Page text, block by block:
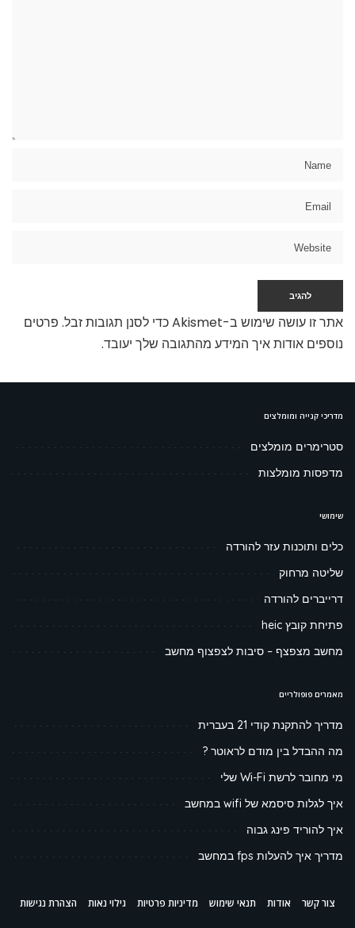
אתר זו עושה שימוש ב-Akismet כדי לסנן תגובות זבל.
פרטים
נוספים אודות איך המידע מהתגובה שלך יעובד.
מדריכי קנייה ומומלצים
סטרימרים מומלצים
מדפסות מומלצות
שימושי
כלים ותוכנות עזר להורדה
שליטה מרחוק
דרייברים להורדה
פתיחת קובץ heic
מחשב מצפצף – סיבות לצפצוף מחשב
מאמרים פופולריים
מדריך להתקנת קודי 21 בעברית
מה ההבדל בין מודם לראוטר ?
מי מחובר לרשת Wi-Fi שלי
איך לגלות סיסמא של wifi במחשב
איך להוריד פינג גבוה
מדריך איך להעלות fps במחשב
צור קשר אודות תנאי שימוש מדיניות פרטיות גילוי נאות הצהרת נגישות